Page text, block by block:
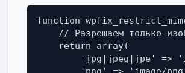
function